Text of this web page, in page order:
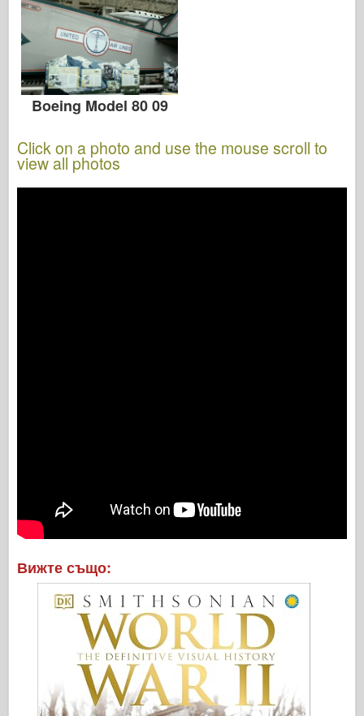
Boeing Model 80 09
Click on a photo and use the mouse scroll to
view all photos
Вижте също: